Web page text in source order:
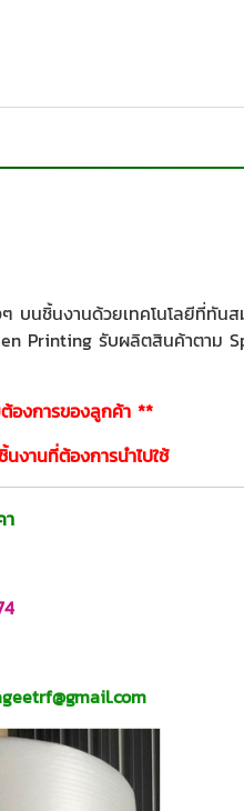
นชิ้นงานด้วยเทคโนโลยีที่ทัน
Printing รับผลิตสินค้าตาม
องการของลูกค้า **
งานที่ต้องการนำไปใช้